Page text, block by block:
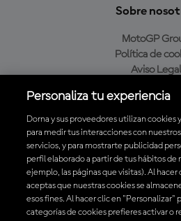
Sobre
MotoGP
Política de
Aviso Legal
Política de
Descarga la aplicación
Personaliza tu experiencia
Dorna y sus proveedores utilizan cookies
para medir tus interacciones con
servicios, y para mostrarte publicidad
perfil elaborado a partir de tus hábitos de
ejemplo, las páginas que visitas). Al
aceptas que nuestras cookies se
esos fines. Al hacer clic en "Personalizar"
categorías de cookies prefieres activar o